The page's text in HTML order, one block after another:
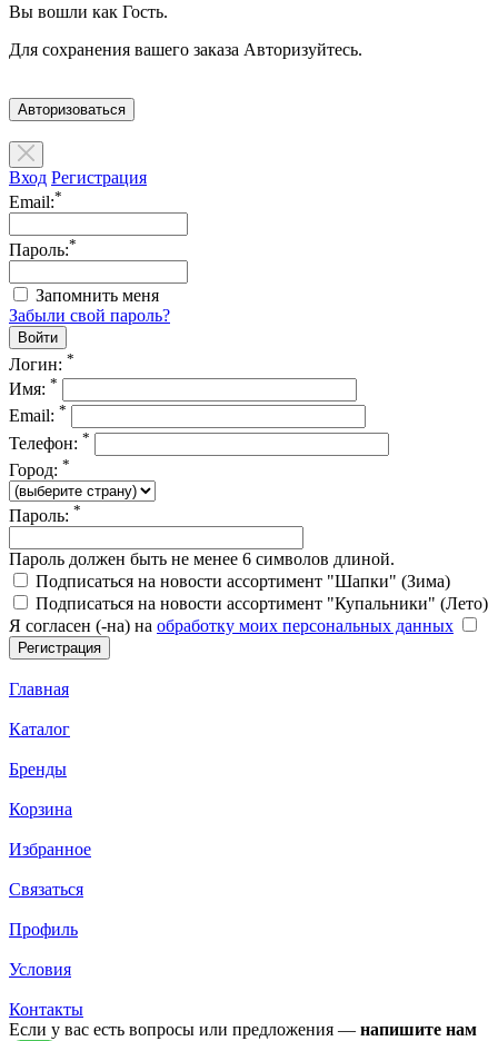
Вы вошли как Гость.
Для сохранения вашего заказа Авторизуйтесь.
Авторизоваться
Вход Регистрация
Email:*
Пароль:*
Запомнить меня
Забыли свой пароль?
Логин: *
Имя: *
Email: *
Телефон: *
Город: *
Пароль: *
Пароль должен быть не менее 6 символов длиной.
Подписаться на новости ассортимент "Шапки" (Зима)
Подписаться на новости ассортимент "Купальники" (Лето)
Я согласен (-на) на обработку моих персональных данных
Главная
Каталог
Бренды
Корзина
Избранное
Связаться
Профиль
Условия
Контакты
Если у вас есть вопросы или предложения — напишите нам